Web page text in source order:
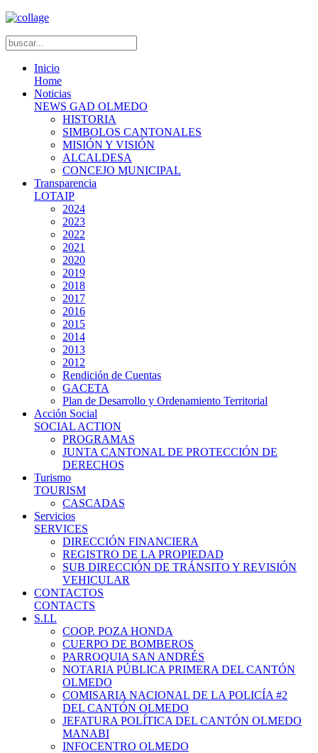
Inicio
Home
Noticias
NEWS GAD OLMEDO
HISTORIA
SIMBOLOS CANTONALES
MISIÓN Y VISIÓN
ALCALDESA
CONCEJO MUNICIPAL
Transparencia
LOTAIP
2024
2023
2022
2021
2020
2019
2018
2017
2016
2015
2014
2013
2012
Rendición de Cuentas
GACETA
Plan de Desarrollo y Ordenamiento Territorial
Acción Social
SOCIAL ACTION
PROGRAMAS
JUNTA CANTONAL DE PROTECCIÓN DE
DERECHOS
Turismo
TOURISM
CASCADAS
Servicios
SERVICES
DIRECCIÓN FINANCIERA
REGISTRO DE LA PROPIEDAD
SUB DIRECCIÓN DE TRÁNSITO Y REVISIÓN
VEHICULAR
CONTACTOS
CONTACTS
S.I.L
COOP. POZA HONDA
CUERPO DE BOMBEROS
PARROQUIA SAN ANDRÉS
NOTARIA PÚBLICA PRIMERA DEL CANTÓN
OLMEDO
COMISARIA NACIONAL DE LA POLICÍA #2
DEL CANTÓN OLMEDO
JEFATURA POLÍTICA DEL CANTÓN OLMEDO
MANABI
INFOCENTRO OLMEDO